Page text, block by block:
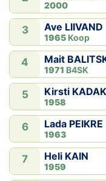
2000
3 Ave LIIVAND
1965 Koop
4 Mait
1971 B4SK
5 Kirsti
1958
6 Lada PEIKRE
1963
7 Heli KAIN
1959